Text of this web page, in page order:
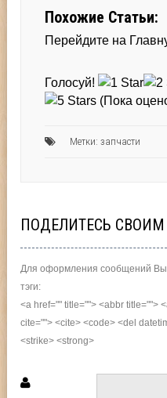
Похожие Статьи:
Перейдите на
Голосуй!
(Пока
Метки:запчасти
ПОДЕЛИТЕСЬ
Для оформления сообщений Вы
тэги:
<a href="" title=""> <abbr title="">
cite=""> <cite> <code> <del
<strike> <strong>